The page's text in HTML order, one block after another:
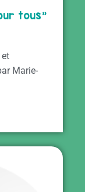
tous"
Marie-